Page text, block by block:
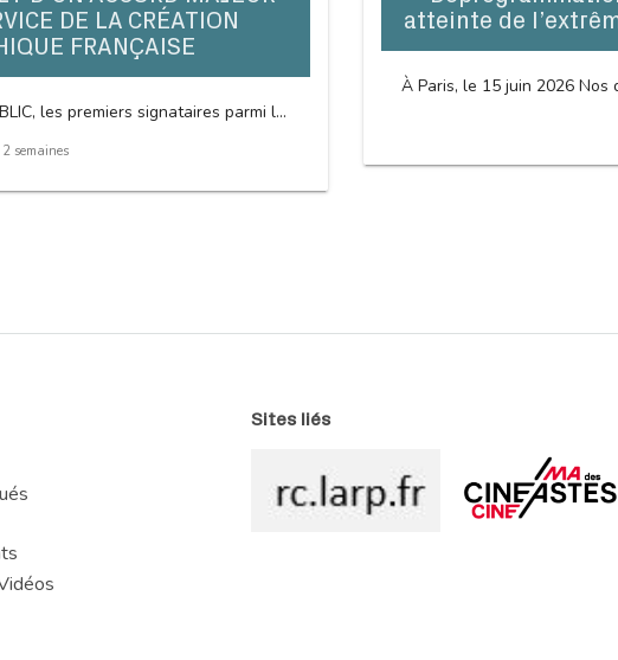
DE LA CRÉATION
FRANÇAISE
les premiers signataires parmi l...
semaines
atteinte de
À Paris, le 15 juin 2026
Sites liés